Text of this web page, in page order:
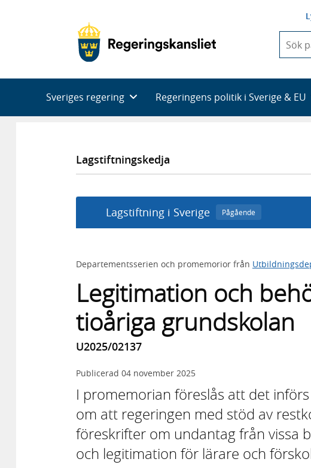
du
skriva
en
Sveriges regering Regeringens politik i Sverige & EU
Lagstiftningskedja
Lagstiftning i Sverige Pågående
Departementsserien och promemorior från
Legitimation och
tioåriga grundskolan
U2025/02137
Publicerad 04 november 2025
I promemorian föreslås att det
om att regeringen med stöd av
föreskrifter om undantag från vissa
och legitimation för lärare och